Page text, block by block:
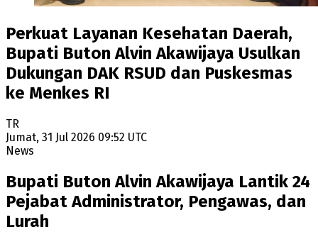
Perkuat Layanan Kesehatan Daerah,
Bupati Buton Alvin Akawijaya Usulkan
Dukungan DAK RSUD dan Puskesmas
ke Menkes RI
TR
Jumat, 31 Jul 2026 09:52 UTC
News
Bupati Buton Alvin Akawijaya Lantik 24
Pejabat Administrator, Pengawas, dan
Lurah